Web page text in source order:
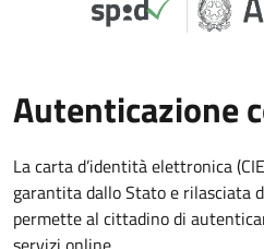
Autenticazione
La carta d’identità elettronica
garantita dallo Stato e rilasciata
permette al cittadino di